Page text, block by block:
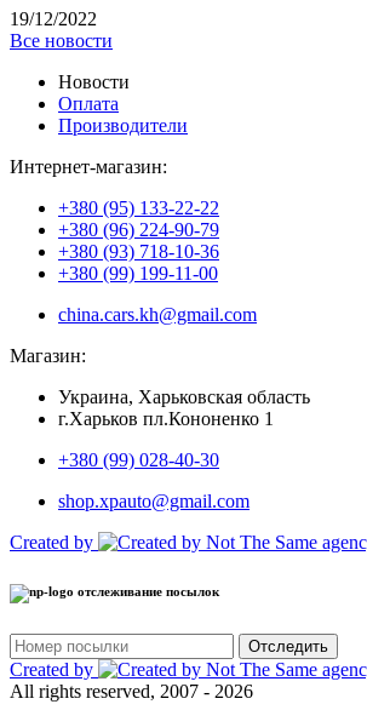
19/12/2022
Все новости
Новости
Оплата
Производители
Интернет-магазин:
+380 (95) 133-22-22
+380 (96) 224-90-79
+380 (93) 718-10-36
+380 (99) 199-11-00
china.cars.kh@gmail.com
Магазин:
Украина, Харьковская область
г.Харьков пл.Кононенко 1
+380 (99) 028-40-30
shop.xpauto@gmail.com
Created by
отслеживание посылок
Отследить
Created by
All rights reserved, 2007 - 2026